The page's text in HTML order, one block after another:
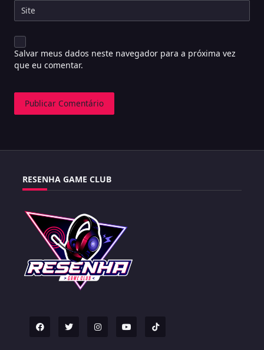
Site
Salvar meus dados neste navegador para a próxima vez
que eu comentar.
RESENHA GAME CLUB